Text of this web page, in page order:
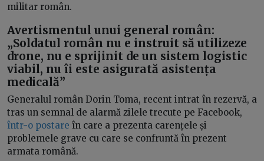
militar român.
Avertismentul unui general român:
„Soldatul român nu e instruit să utilizeze
drone, nu e sprijinit de un sistem logistic
viabil, nu îi este asigurată asistența
medicală”
Generalul român Dorin Toma, recent intrat în rezervă, a
tras un semnal de alarmă zilele trecute pe Facebook,
într-o postare în care a prezenta carențele și
problemele grave cu care se confruntă în prezent
armata română.